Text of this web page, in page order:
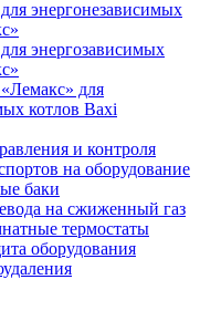
энергонезависимых
энергозависимых
для
котлов Baxi
и контроля
на оборудование
баки
на сжиженный газ
термостаты
оборудования